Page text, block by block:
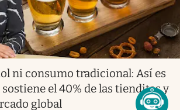
ni consumo tradicional: Así es
el 40% de las tienditas y
global